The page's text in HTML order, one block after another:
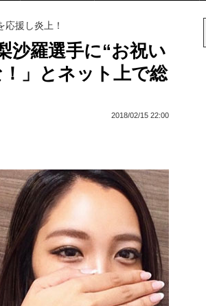
応援し炎上！
沙羅選手に“お祝い
」とネット上で総
2018/02/15 22:00